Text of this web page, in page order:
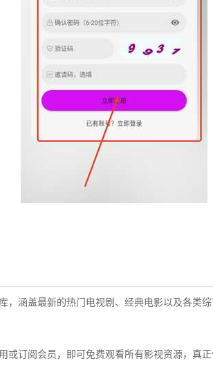
，涵盖最新的热门电视剧、经典电影以及各类
或订阅会员，即可免费观看所有影视资源，真